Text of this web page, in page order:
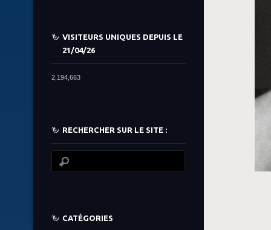
VISITEURS UNIQUES DEPUIS LE
21/04/26
2,194,663
RECHERCHER SUR LE SITE :
CATÉGORIES